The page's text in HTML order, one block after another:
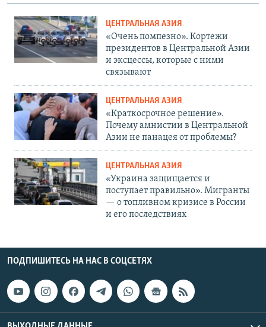
ЦЕНТРАЛЬНАЯ АЗИЯ
«Очень помпезно». Кортежи
президентов в Центральной Азии
и эксцессы, которые с ними
связывают
ЦЕНТРАЛЬНАЯ АЗИЯ
«Краткосрочное решение».
Почему амнистии в Центральной
Азии не панацея от проблемы?
ЦЕНТРАЛЬНАЯ АЗИЯ
«Украина защищается и
поступает правильно». Мигранты
— о топливном кризисе в России
и его последствиях
ПОДПИШИТЕСЬ НА НАС В СОЦСЕТЯХ